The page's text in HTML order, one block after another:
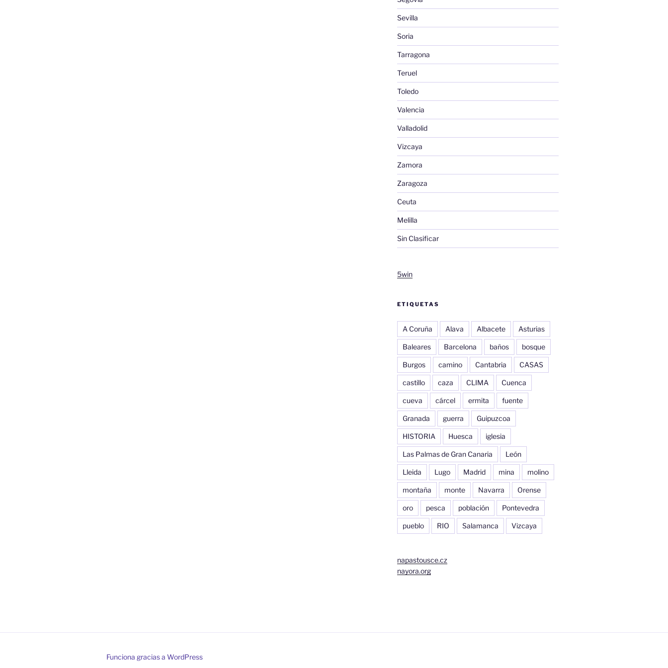
Sevilla
Soria
Tarragona
Teruel
Toledo
Valencia
Valladolid
Vizcaya
Zamora
Zaragoza
Ceuta
Melilla
Sin Clasificar
5win
ETIQUETAS
A Coruña Alava Albacete Asturias
Baleares Barcelona baños bosque
Burgos camino Cantabria CASAS
castillo caza CLIMA Cuenca
cueva cárcel ermita fuente
Granada guerra Guipuzcoa
HISTORIA Huesca iglesia
Las Palmas de Gran Canaria León
Lleida Lugo Madrid mina molino
montaña monte Navarra Orense
oro pesca población Pontevedra
pueblo RIO Salamanca Vizcaya
napastousce.cz
nayora.org
Funciona gracias a WordPress